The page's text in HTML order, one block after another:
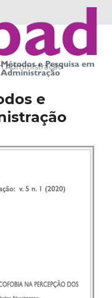
Administração
e